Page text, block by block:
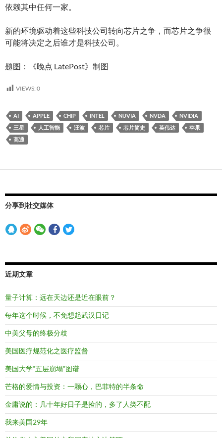
依赖其中任何一家。
新的环境驱动着这些科技公司转向芯片之争，而芯片之争很
可能将决定之后谁才是科技公司。
题图：《晚点 LatePost》制图
VIEWS: 0
AI APPLE CHIP INTEL NUVIA NVDA
NVIDIA
三星
人工智能 汪波 芯片 芯片简史 英伟达
苹果
高通
分享到社交媒体
近期文章
量子计算：远在天边还是近在眼前？
每年这个时候，不免想起武汉日记
中美父母的终极分歧
美国医疗规范化之医疗监督
美国大学“五层崩塌”图谱
芒格的爱情与投资：一颗心，巴菲特的半条命
金庸说的：几十年好日子是捡的，多了人类不配
我来美国29年